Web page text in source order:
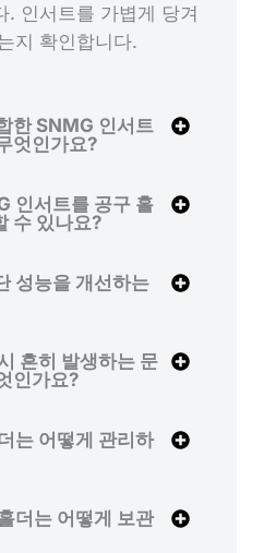
. 인서트를 가볍게 당겨
지 확인합니다.
한 SNMG 인서트
엇인가요?
인서트를 공구 홀
수 있나요?
성능을 개선하는
흔히 발생하는 문
인가요?
는 어떻게 관리하
더는 어떻게 보관